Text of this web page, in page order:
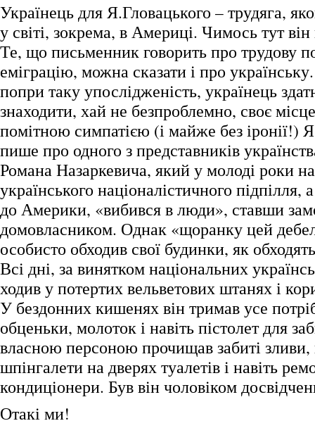
Українець для Я.Гловацького – трудяга,
у світі, зокрема, в Америці. Чимось тут
Те, що письменник говорить про трудову
еміграцію, можна сказати і про
попри таку упослідженість, українець
знаходити, хай не безпроблемно, своє
помітною симпатією (і майже без іронії!)
пише про одного з представників
Романа Назаркевича, який у молоді роки
українського націоналістичного підпілля,
до Америки, «вибився в люди», ставши
домовласником. Однак «щоранку цей
особисто обходив свої будинки, як
Всі дні, за винятком національних
ходив у потертих вельветових штанях і
У бездонних кишенях він тримав усе
обценьки, молоток і навіть пістолет для
власною персоною прочищав забиті
шпінгалети на дверях туалетів і навіть
кондиціонери. Був він чоловіком
Отакі ми!